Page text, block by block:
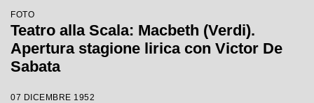
FOTO
Teatro alla Scala: Macbeth (Verdi).
Apertura stagione lirica con Victor De
Sabata
07 DICEMBRE 1952